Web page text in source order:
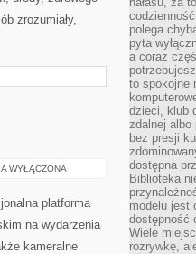
zrozumiały,
WYŁĄCZONA
platforma
na wydarzenia
kameralne
polega
pyta
a coraz
to spokojne
dzieci, klub
zdalnej albo
bez presji
dostępna
Biblioteka
modelu jest
dostępność
Wiele
rozrywkę,